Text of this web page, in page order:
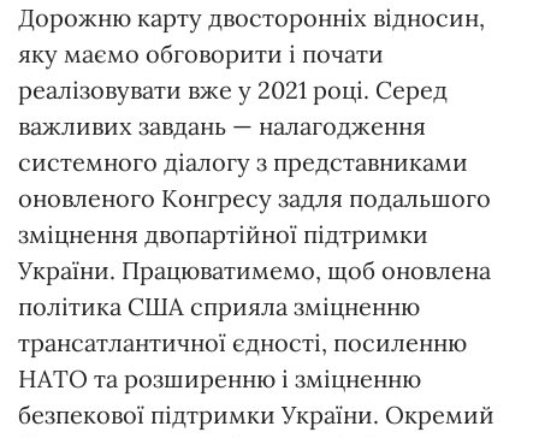
Дорожню карту двосторонніх відносин,
яку маємо обговорити і почати
реалізовувати вже у 2021 році. Серед
важливих завдань — налагодження
системного діалогу з представниками
оновленого Конгресу задля подальшого
зміцнення двопартійної підтримки
України. Працюватимемо, щоб оновлена
політика США сприяла зміцненню
трансатлантичної єдності, посиленню
НАТО та розширенню і зміцненню
безпекової підтримки України. Окремий